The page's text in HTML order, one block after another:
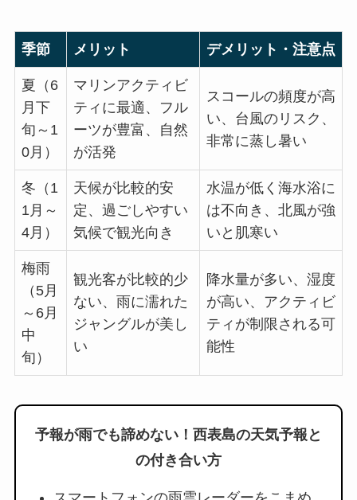
季節 メリット デメリット・注意点
夏（6
月下
旬～1
0月）
マリンアクティビ
ティに最適、フル
ーツが豊富、自然
が活発
スコールの頻度が高
い、台風のリスク、
非常に蒸し暑い
冬（1
1月～
4月）
天候が比較的安
定、過ごしやすい
気候で観光向き
水温が低く海水浴に
は不向き、北風が強
いと肌寒い
梅雨
（5月
～6月
中
旬）
観光客が比較的少
ない、雨に濡れた
ジャングルが美し
い
降水量が多い、湿度
が高い、アクティビ
ティが制限される可
能性
予報が雨でも諦めない！西表島の天気予報と
の付き合い方